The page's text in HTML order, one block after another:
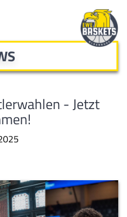
- Jetzt